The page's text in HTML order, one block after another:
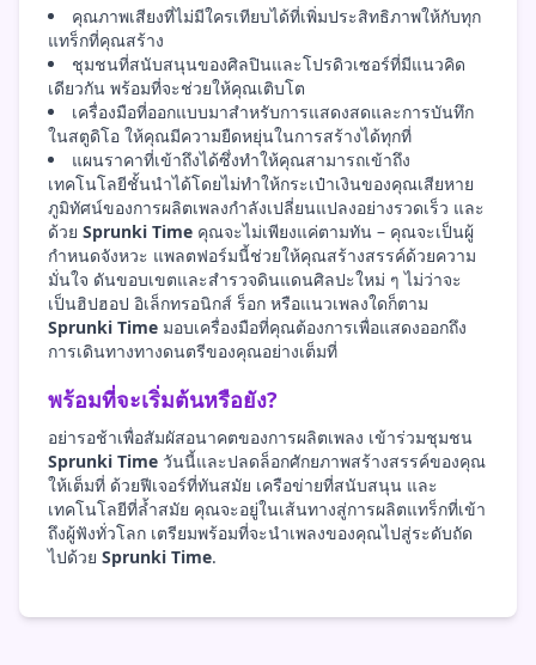
คุณภาพเสียงที่ไม่มีใครเทียบได้ที่เพิ่มประสิทธิภาพให้กับทุก
แทร็กที่คุณสร้าง
ชุมชนที่สนับสนุนของศิลปินและโปรดิวเซอร์ที่มีแนวคิด
เดียวกัน พร้อมที่จะช่วยให้คุณเติบโต
เครื่องมือที่ออกแบบมาสำหรับการแสดงสดและการบันทึก
ในสตูดิโอ ให้คุณมีความยืดหยุ่นในการสร้างได้ทุกที่
แผนราคาที่เข้าถึงได้ซึ่งทำให้คุณสามารถเข้าถึง
เทคโนโลยีชั้นนำได้โดยไม่ทำให้กระเป๋าเงินของคุณเสียหาย
ภูมิทัศน์ของการผลิตเพลงกำลังเปลี่ยนแปลงอย่างรวดเร็ว และ
ด้วย Sprunki Time คุณจะไม่เพียงแค่ตามทัน – คุณจะเป็นผู้
กำหนดจังหวะ แพลตฟอร์มนี้ช่วยให้คุณสร้างสรรค์ด้วยความ
มั่นใจ ดันขอบเขตและสำรวจดินแดนศิลปะใหม่ ๆ ไม่ว่าจะ
เป็นฮิปฮอป อิเล็กทรอนิกส์ ร็อก หรือแนวเพลงใดก็ตาม
Sprunki Time มอบเครื่องมือที่คุณต้องการเพื่อแสดงออกถึง
การเดินทางทางดนตรีของคุณอย่างเต็มที่
พร้อมที่จะเริ่มต้นหรือยัง?
อย่ารอช้าเพื่อสัมผัสอนาคตของการผลิตเพลง เข้าร่วมชุมชน
Sprunki Time วันนี้และปลดล็อกศักยภาพสร้างสรรค์ของคุณ
ให้เต็มที่ ด้วยฟีเจอร์ที่ทันสมัย เครือข่ายที่สนับสนุน และ
เทคโนโลยีที่ล้ำสมัย คุณจะอยู่ในเส้นทางสู่การผลิตแทร็กที่เข้า
ถึงผู้ฟังทั่วโลก เตรียมพร้อมที่จะนำเพลงของคุณไปสู่ระดับถัด
ไปด้วย Sprunki Time.